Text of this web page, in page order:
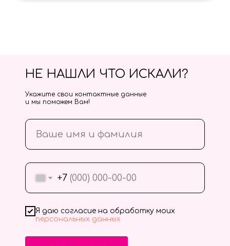
+7
Я даю согласие на обработку моих
персональных данных
НЕ НАШЛИ ЧТО ИСКАЛИ?
Укажите свои контактные данные
и мы поможем Вам!